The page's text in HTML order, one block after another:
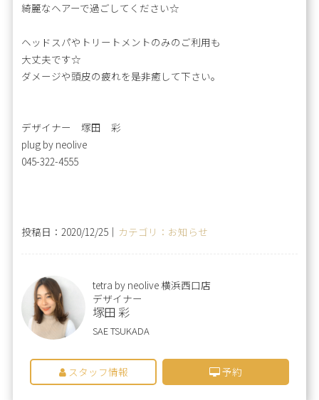
綺麗なヘアーで過ごしてください☆
ヘッドスパやトリートメントのみのご利用も
大丈夫です☆
ダメージや頭皮の疲れを是非癒して下さい。
デザイナー 塚田 彩
plug by neolive
045-322-4555
投稿日：2020/12/25｜ カテゴリ：お知らせ
tetra by neolive 横浜西口店
デザイナー
塚田 彩
SAE TSUKADA
スタッフ情報 予約